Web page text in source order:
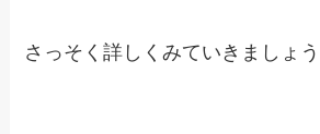
さっそく詳しくみていきましょう